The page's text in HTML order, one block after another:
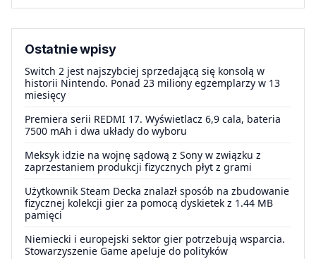
Ostatnie wpisy
Switch 2 jest najszybciej sprzedającą się konsolą w
historii Nintendo. Ponad 23 miliony egzemplarzy w 13
miesięcy
Premiera serii REDMI 17. Wyświetlacz 6,9 cala, bateria
7500 mAh i dwa układy do wyboru
Meksyk idzie na wojnę sądową z Sony w związku z
zaprzestaniem produkcji fizycznych płyt z grami
Użytkownik Steam Decka znalazł sposób na zbudowanie
fizycznej kolekcji gier za pomocą dyskietek z 1.44 MB
pamięci
Niemiecki i europejski sektor gier potrzebują wsparcia.
Stowarzyszenie Game apeluje do polityków